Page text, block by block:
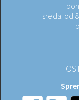
sreda: od